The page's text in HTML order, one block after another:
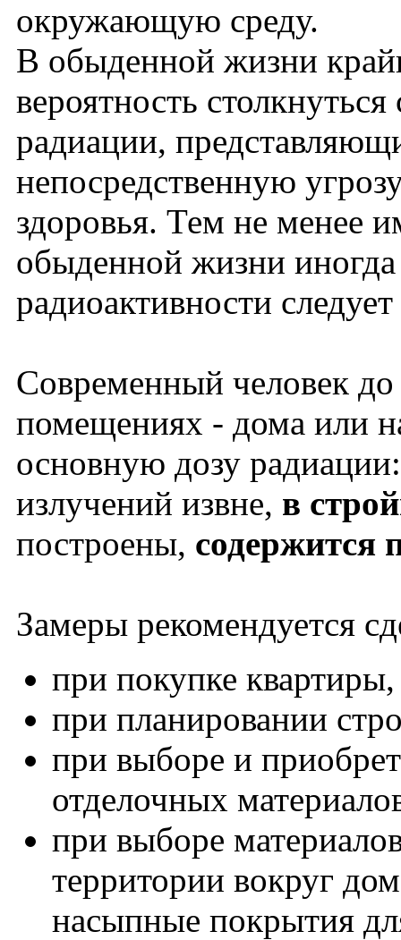
окружающую среду.
В обыденной жизни
вероятность
радиации,
непосредственную
здоровья. Тем не менее
обыденной жизни
радиоактивности
Современный человек
помещениях - дома или
основную дозу
излучений извне, в
построены, содержится
Замеры рекомендуется
при покупке
при планировании
при выборе и
отделочных
при выборе
территории вокруг
насыпные покрытия